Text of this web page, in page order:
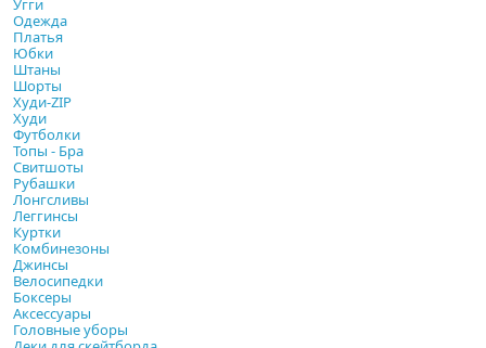
Одежда
Платья
Юбки
Штаны
Шорты
Худи-ZIP
Худи
Футболки
Топы - Бра
Свитшоты
Рубашки
Лонгсливы
Леггинсы
Куртки
Комбинезоны
Джинсы
Велосипедки
Боксеры
Аксессуары
Головные уборы